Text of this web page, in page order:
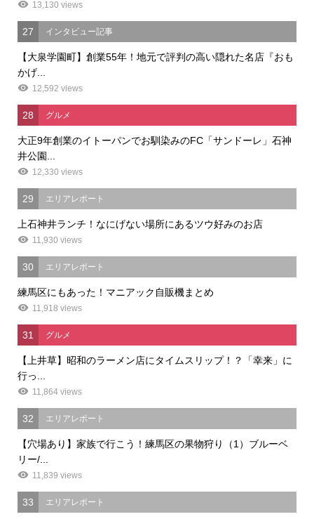
13,130 views
27 インタビュー記事
【大泉学園町】創業55年！地元で評判の高い隠れた名店『おも
かげ...
12,592 views
28 グルメ
大正9年創業のイトーパンでお馴染みのFC「サンドーレ」石神
井公園...
12,330 views
29 エリアレポート
上石神井ランチ！なにげない場所にあるツウ好みのお店
11,930 views
30 エリアレポート
練馬区にもあった！マニアック自販機まとめ
11,918 views
31 グルメ
【上井草】昭和のラーメン店にタイムスリップ！？「幸来」に
行っ...
11,864 views
32 エリアレポート
【穴場あり】家族で行こう！練馬区の果物狩り（1）ブルーベ
リー/...
11,839 views
33 エリアレポート